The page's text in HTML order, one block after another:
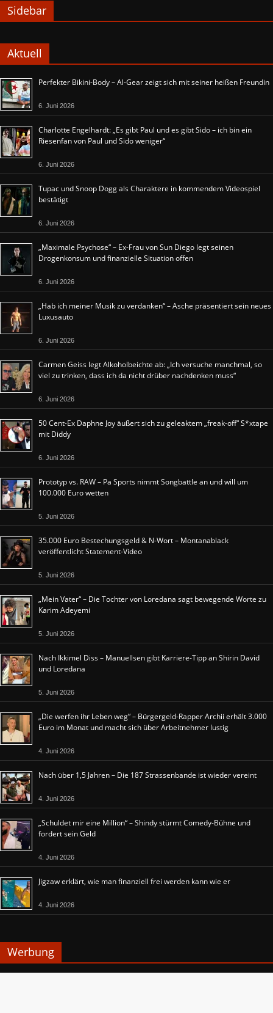
Sidebar
Aktuell
Perfekter Bikini-Body – Al-Gear zeigt sich mit seiner heißen Freundin
6. Juni 2026
Charlotte Engelhardt: „Es gibt Paul und es gibt Sido – ich bin ein
Riesenfan von Paul und Sido weniger“
6. Juni 2026
Tupac und Snoop Dogg als Charaktere in kommendem Videospiel
bestätigt
6. Juni 2026
„Maximale Psychose“ – Ex-Frau von Sun Diego legt seinen
Drogenkonsum und finanzielle Situation offen
6. Juni 2026
„Hab ich meiner Musik zu verdanken“ – Asche präsentiert sein neues
Luxusauto
6. Juni 2026
Carmen Geiss legt Alkoholbeichte ab: „Ich versuche manchmal, so
viel zu trinken, dass ich da nicht drüber nachdenken muss“
6. Juni 2026
50 Cent-Ex Daphne Joy äußert sich zu geleaktem „freak-off“ S*xtape
mit Diddy
6. Juni 2026
Prototyp vs. RAW – Pa Sports nimmt Songbattle an und will um
100.000 Euro wetten
5. Juni 2026
35.000 Euro Bestechungsgeld & N-Wort – Montanablack
veröffentlicht Statement-Video
5. Juni 2026
„Mein Vater“ – Die Tochter von Loredana sagt bewegende Worte zu
Karim Adeyemi
5. Juni 2026
Nach Ikkimel Diss – Manuellsen gibt Karriere-Tipp an Shirin David
und Loredana
5. Juni 2026
„Die werfen ihr Leben weg“ – Bürgergeld-Rapper Archii erhält 3.000
Euro im Monat und macht sich über Arbeitnehmer lustig
4. Juni 2026
Nach über 1,5 Jahren – Die 187 Strassenbande ist wieder vereint
4. Juni 2026
„Schuldet mir eine Million“ – Shindy stürmt Comedy-Bühne und
fordert sein Geld
4. Juni 2026
Jigzaw erklärt, wie man finanziell frei werden kann wie er
4. Juni 2026
Werbung